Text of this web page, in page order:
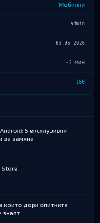
Мобилни
admin
03.06.2026
~2 мин
160
5 ексклузивни
за замяна
Store
които дори опитните
знаят